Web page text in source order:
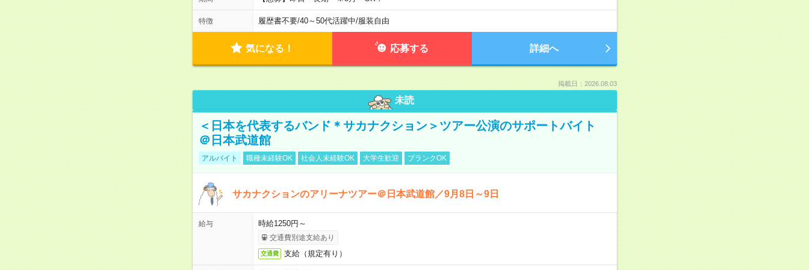
特徴 履歴書不要/40～50代活躍中/服装自由
気になる！ 応募する 詳細へ
掲載日：2026.08.03
未読
＜日本を代表するバンド＊サカナクション＞ツアー公演のサポートバイト
＠日本武道館
アルバイト 職種未経験OK 社会人未経験OK 大学生歓迎 ブランクOK
サカナクションのアリーナツアー＠日本武道館／9月8日～9日
給与 時給1250円～
交通費別途支給あり
交通費 支給（規定有り）